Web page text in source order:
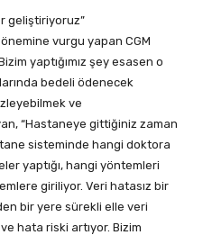
geliştiriyoruz”
vurgu yapan CGM
yaptığımız şey esasen o
bedeli ödenecek
ve
“Hastaneye gittiğiniz zaman
sisteminde hangi doktora
yaptığı, hangi yöntemleri
giriliyor. Veri hatasız bir
bir yere sürekli elle veri
hata riski artıyor. Bizim